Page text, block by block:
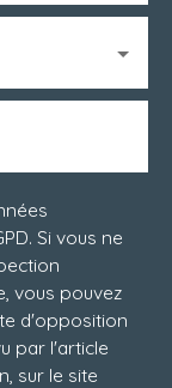
Si vous ne
vous pouvez
d'opposition
par l'article
sur le site